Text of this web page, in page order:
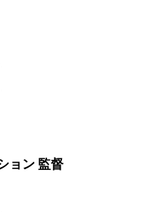
ョン 監督